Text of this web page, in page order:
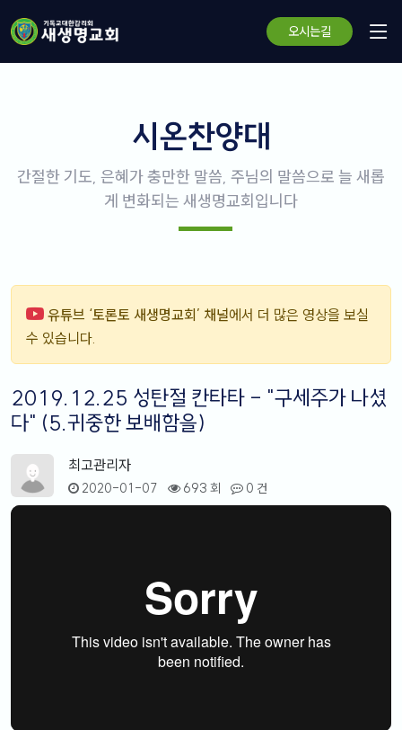
오시는길
시온찬양대
간절한 기도, 은혜가 충만한 말씀, 주님의 말씀으로 늘 새롭
게 변화되는 새생명교회입니다
유튜브 ‘토론토 새생명교회’ 채널에서 더 많은 영상을 보실
수 있습니다.
2019.12.25 성탄절 칸타타 - "구세주가 나셨
다" (5.귀중한 보배함을)
최고관리자
2020-01-07 693 회 0 건